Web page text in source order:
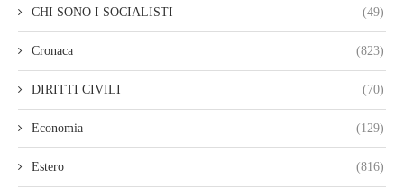
CHI SONO I SOCIALISTI (49)
Cronaca (823)
DIRITTI CIVILI (70)
Economia (129)
Estero (816)